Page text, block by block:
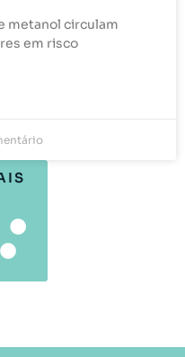
metanol circulam
em risco